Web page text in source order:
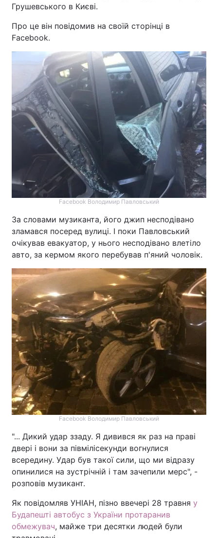
Грушевського в Києві.
Про це він повідомив на своїй сторінці в
Facebook.
Facebook Володимир Павловський
За словами музиканта, його джип несподівано
зламався посеред вулиці. І поки Павловський
очікував евакуатор, у нього несподівано влетіло
авто, за кермом якого перебував п'яний чоловік.
Facebook Володимир Павловський
"... Дикий удар ззаду. Я дивився як раз на праві
двері і вони за півмілісекунди вогнулися
всередину. Удар був такої сили, що ми відразу
опинилися на зустрічній і там зачепили мерс", -
розповів музикант.
Як повідомляв УНІАН, пізно ввечері 28 травня у
Будапешті автобус з України протаранив
обмежувач, майже три десятки людей були